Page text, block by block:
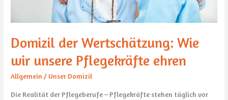
Domizil der Wertschätzung: Wie
wir unsere Pflegekräfte ehren
Allgemein / Unser Domizil
Die Realität der Pflegeberufe – Pflegekräfte stehen täglich vor